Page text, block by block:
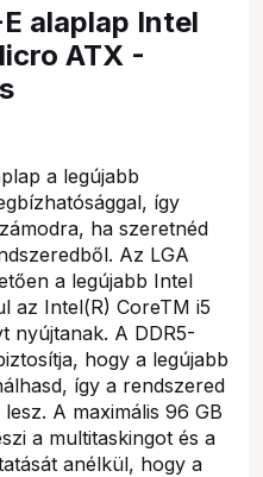
alaplap Intel
ATX -
a legújabb
így
ha szeretnéd
Az LGA
a legújabb Intel
az Intel(R) CoreTM i5
nyújtanak. A DDR5-
hogy a legújabb
így a rendszered
A maximális 96 GB
a multitaskingot és a
anélkül, hogy a